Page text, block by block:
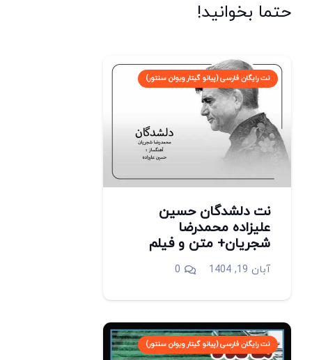
حتما بخوانید!
نت رایگان فارسی (پیانو گیتار ویولن سنتور)
‎نت دلشدگان حسین
علیزاده محمدرضا
شجریان+ متن و فیلم
آبان 19, 1404 0
نت رایگان فارسی (پیانو گیتار ویولن سنتور)